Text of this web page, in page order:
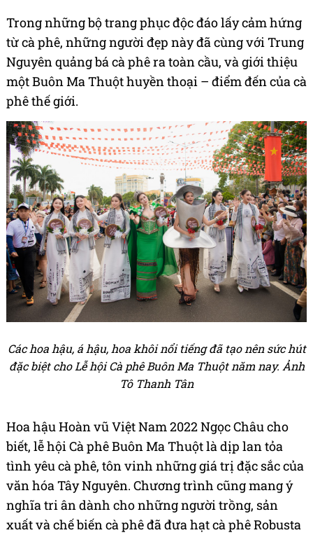
Trong những bộ trang phục độc đáo lấy cảm hứng
từ cà phê, những người đẹp này đã cùng với Trung
Nguyên quảng bá cà phê ra toàn cầu, và giới thiệu
một Buôn Ma Thuột huyền thoại – điểm đến của cà
phê thế giới.
Các hoa hậu, á hậu, hoa khôi nổi tiếng đã tạo nên sức hút
đặc biệt cho Lễ hội Cà phê Buôn Ma Thuột năm nay. Ảnh
Tô Thanh Tân
Hoa hậu Hoàn vũ Việt Nam 2022 Ngọc Châu cho
biết, lễ hội Cà phê Buôn Ma Thuột là dịp lan tỏa
tình yêu cà phê, tôn vinh những giá trị đặc sắc của
văn hóa Tây Nguyên. Chương trình cũng mang ý
nghĩa tri ân dành cho những người trồng, sản
xuất và chế biến cà phê đã đưa hạt cà phê Robusta